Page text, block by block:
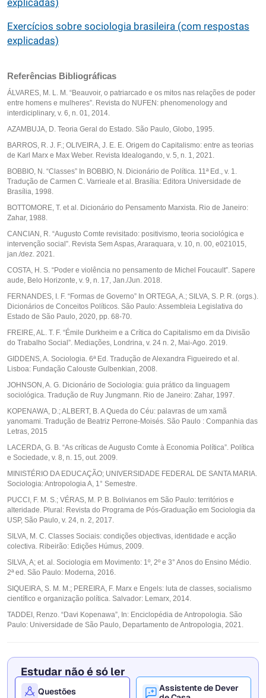
explicadas)
Exercícios sobre sociologia brasileira (com respostas
explicadas)
Referências Bibliográficas
ÁLVARES, M. L. M. “Beauvoir, o patriarcado e os mitos nas relações de poder
entre homens e mulheres”. Revista do NUFEN: phenomenology and
interdiciplinary, v. 6, n. 01, 2014.
AZAMBUJA, D. Teoria Geral do Estado. São Paulo, Globo, 1995.
BARROS, R. J. F.; OLIVEIRA, J. E. E. Origem do Capitalismo: entre as teorias
de Karl Marx e Max Weber. Revista Idealogando, v. 5, n. 1, 2021.
BOBBIO, N. “Classes” In BOBBIO, N. Dicionário de Política. 11ª Ed., v. 1.
Tradução de Carmen C. Varrieale et al. Brasília: Editora Universidade de
Brasília, 1998.
BOTTOMORE, T. et al. Dicionário do Pensamento Marxista. Rio de Janeiro:
Zahar, 1988.
CANCIAN, R. “Augusto Comte revisitado: positivismo, teoria sociológica e
intervenção social”. Revista Sem Aspas, Araraquara, v. 10, n. 00, e021015,
jan./dez. 2021.
COSTA, H. S. “Poder e violência no pensamento de Michel Foucault”. Sapere
aude, Belo Horizonte, v. 9, n. 17, Jan./Jun. 2018.
FERNANDES, I. F. “Formas de Governo” In ORTEGA, A.; SILVA, S. P. R. (orgs.).
Dicionários de Conceitos Políticos. São Paulo: Assembleia Legislativa do
Estado de São Paulo, 2020, pp. 68-70.
FREIRE, AL. T. F. “Émile Durkheim e a Crítica do Capitalismo em da Divisão
do Trabalho Social”. Mediações, Londrina, v. 24 n. 2, Mai-Ago. 2019.
GIDDENS, A. Sociologia. 6ª Ed. Tradução de Alexandra Figueiredo et al.
Lisboa: Fundação Calouste Gulbenkian, 2008.
JOHNSON, A. G. Dicionário de Sociologia: guia prático da linguagem
sociológica. Tradução de Ruy Jungmann. Rio de Janeiro: Zahar, 1997.
KOPENAWA, D.; ALBERT, B. A Queda do Céu: palavras de um xamã
yanomami. Tradução de Beatriz Perrone-Moisés. São Paulo : Companhia das
Letras, 2015
LACERDA, G. B. “As críticas de Augusto Comte à Economia Política”. Política
e Sociedade, v. 8, n. 15, out. 2009.
MINISTÉRIO DA EDUCAÇÃO; UNIVERSIDADE FEDERAL DE SANTA MARIA.
Sociologia: Antropologia A, 1° Semestre.
PUCCI, F. M. S.; VÉRAS, M. P. B. Bolivianos em São Paulo: territórios e
alteridade. Plural: Revista do Programa de Pós-Graduação em Sociologia da
USP, São Paulo, v. 24, n. 2, 2017.
SILVA, M. C. Classes Sociais: condições objectivas, identidade e acção
colectiva. Ribeirão: Edições Húmus, 2009.
SILVA, A; et. al. Sociologia em Movimento: 1º, 2º e 3° Anos do Ensino Médio.
2ª ed. São Paulo: Moderna, 2016.
SIQUEIRA, S. M. M.; PEREIRA, F. Marx e Engels: luta de classes, socialismo
científico e organização política. Salvador: Lemarx, 2014.
TADDEI, Renzo. “Davi Kopenawa”, In: Enciclopédia de Antropologia. São
Paulo: Universidade de São Paulo, Departamento de Antropologia, 2021.
Estudar não é só ler
Questões
Assistente de Dever